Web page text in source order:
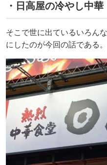
・日高屋の冷やし中華
そこで世に出ているいろん
にしたのが今回の話である。